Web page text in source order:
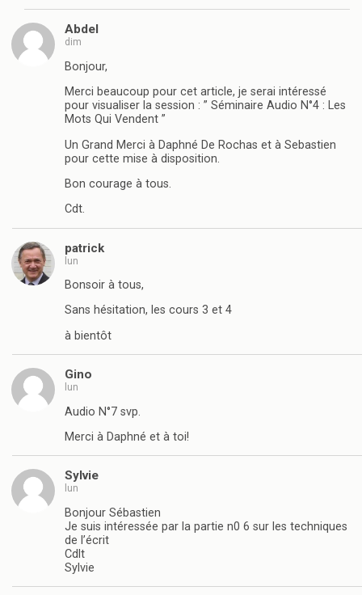
Abdel
dim
Bonjour,
Merci beaucoup pour cet article, je serai intéressé
pour visualiser la session : ” Séminaire Audio N°4 : Les
Mots Qui Vendent ”
Un Grand Merci à Daphné De Rochas et à Sebastien
pour cette mise à disposition.
Bon courage à tous.
Cdt.
patrick
lun
Bonsoir à tous,
Sans hésitation, les cours 3 et 4
à bientôt
Gino
lun
Audio N°7 svp.
Merci à Daphné et à toi!
Sylvie
lun
Bonjour Sébastien
Je suis intéressée par la partie n0 6 sur les techniques
de l’écrit
Cdlt
Sylvie